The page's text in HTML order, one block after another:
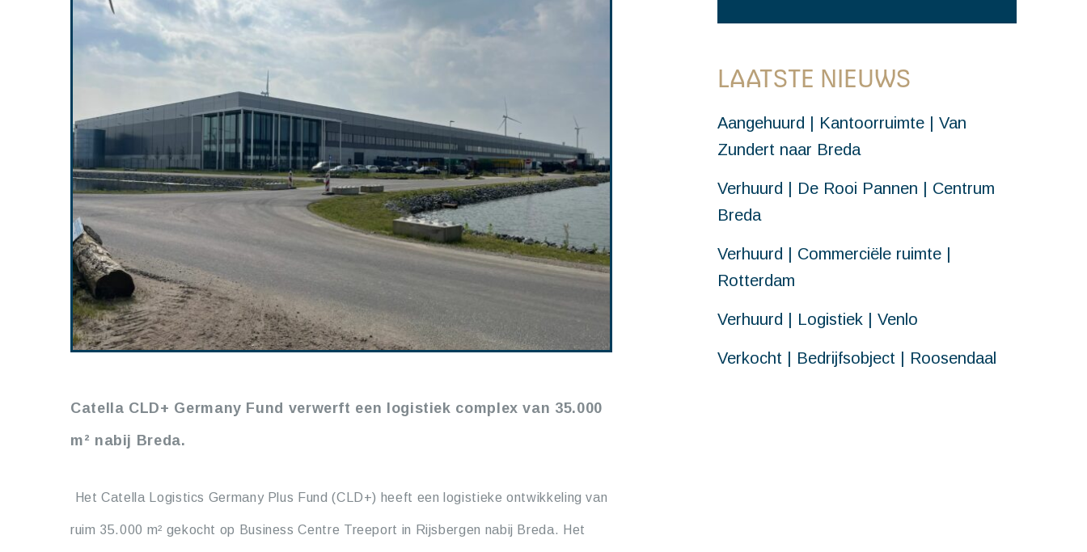
Catella CLD+ Germany Fund verwerft een logistiek complex van 35.000
m² nabij Breda.
Het Catella Logistics Germany Plus Fund (CLD+) heeft een logistieke ontwikkeling van
ruim 35.000 m² gekocht op Business Centre Treeport in Rijsbergen nabij Breda. Het
LAATSTE NIEUWS
Aangehuurd | Kantoorruimte | Van
Zundert naar Breda
Verhuurd | De Rooi Pannen | Centrum
Breda
Verhuurd | Commerciële ruimte |
Rotterdam
Verhuurd | Logistiek | Venlo
Verkocht | Bedrijfsobject | Roosendaal